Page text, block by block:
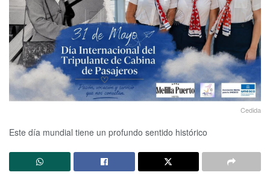
Cedida
Este día mundial tiene un profundo sentido histórico